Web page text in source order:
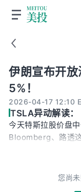
伊朗宣布开
5%！
2026-04-17 12:10
TSLA异动解读：
今天特斯拉股价盘
Bloomberg、路透
市场对地缘冲突外
您尚